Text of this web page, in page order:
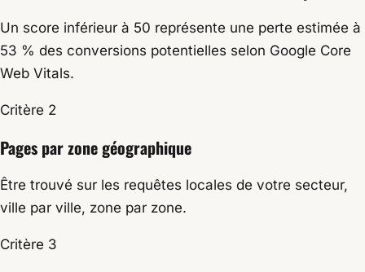
Un score inférieur à 50 représente une perte estimée à
53 % des conversions potentielles selon Google Core
Web Vitals.
Critère 2
Pages par zone géographique
Être trouvé sur les requêtes locales de votre secteur,
ville par ville, zone par zone.
Critère 3